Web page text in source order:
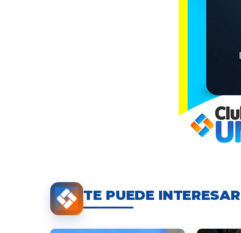
TE PUEDE INTERESAR